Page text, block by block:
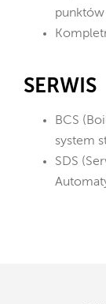
SERWIS
BCS
system
SDS